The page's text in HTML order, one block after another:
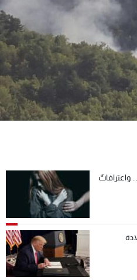
واعترافاتٌ
الإسـتخدام
الخصوصية